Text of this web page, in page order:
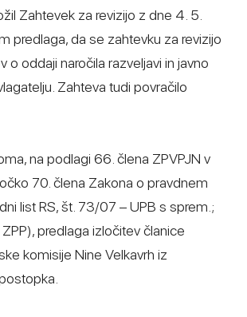
Zahtevek za revizijo z dne 4. 5.
predlaga, da se zahtevku za revizijo
o oddaji naročila razveljavi in javno
Zahteva tudi povračilo
na podlagi 66. člena ZPVPJN v
70. člena Zakona o pravdnem
list RS, št. 73/07 – UPB s sprem.;
predlaga izločitev članice
komisije Nine Velkavrh iz